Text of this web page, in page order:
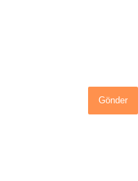
Gönder